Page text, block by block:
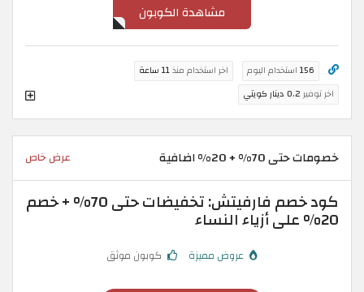
مشاهدة الكوبون
156 استخدام اليوم اخر استخدام منذ11 ساعة
اخر توفير 0.2 دينار كويتي
خصومات حتى 70% + 20% اضافية عرض خاص
كود خصم فارفيتش: تخفيضات حتى 70% + خصم
20% على أزياء النساء
عروض مميزة كوبون موثق